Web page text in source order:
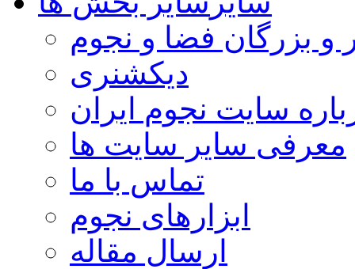
و بزرگان فضا و نجوم
دیکشنری
سایت نجوم ایران
معرفی سایر سایت ها
تماس با ما
ابزارهای نجوم
ارسال مقاله